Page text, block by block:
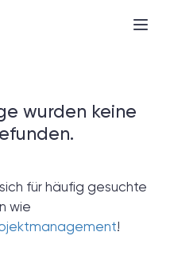
wurden keine
für häufig gesuchte
wie
!
was Sie